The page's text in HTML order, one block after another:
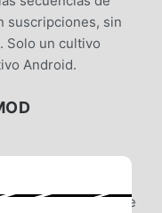
suscripciones, sin
Solo un cultivo
Android.
de velocidad de